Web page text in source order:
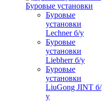
Буровые установки
Буровые
установки
Lechner б/у
Буровые
установки
Liebherr б/у
Буровые
установки
LiuGong JINT б/
у